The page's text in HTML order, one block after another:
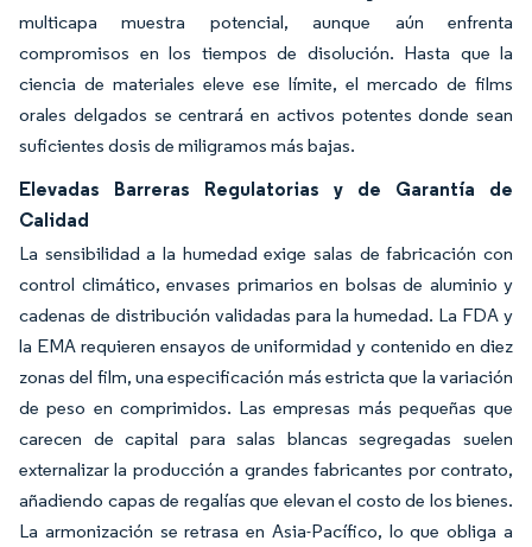
multicapa muestra potencial, aunque aún enfrenta
compromisos en los tiempos de disolución. Hasta que la
ciencia de materiales eleve ese límite, el mercado de films
orales delgados se centrará en activos potentes donde sean
suficientes dosis de miligramos más bajas.
Elevadas Barreras Regulatorias y de Garantía de
Calidad
La sensibilidad a la humedad exige salas de fabricación con
control climático, envases primarios en bolsas de aluminio y
cadenas de distribución validadas para la humedad. La FDA y
la EMA requieren ensayos de uniformidad y contenido en diez
zonas del film, una especificación más estricta que la variación
de peso en comprimidos. Las empresas más pequeñas que
carecen de capital para salas blancas segregadas suelen
externalizar la producción a grandes fabricantes por contrato,
añadiendo capas de regalías que elevan el costo de los bienes.
La armonización se retrasa en Asia-Pacífico, lo que obliga a